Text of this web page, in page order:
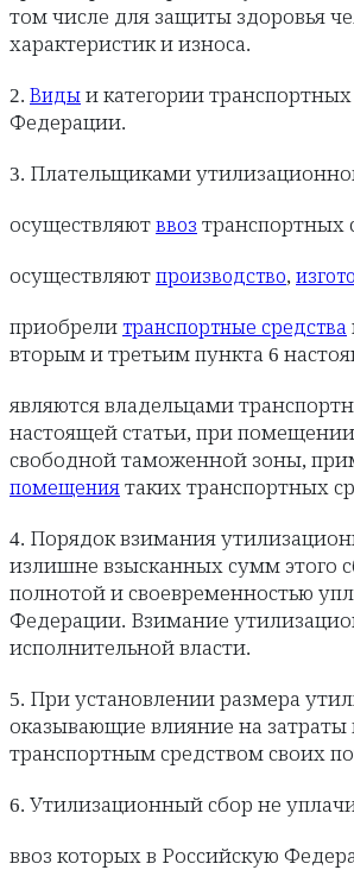
том числе для защиты здоровья
характеристик и износа.
2. Виды и категории
Федерации.
3. Плательщиками
осуществляют ввоз транспортных
осуществляют производство,
приобрели транспортные средства
вторым и третьим пункта 6
являются владельцами
настоящей статьи, при
свободной таможенной зоны,
помещения таких транспортных
4. Порядок взимания
излишне взысканных сумм этого
полнотой и своевременностью
Федерации. Взимание
исполнительной власти.
5. При установлении размера
оказывающие влияние на затраты
транспортным средством своих
6. Утилизационный сбор не
ввоз которых в Российскую